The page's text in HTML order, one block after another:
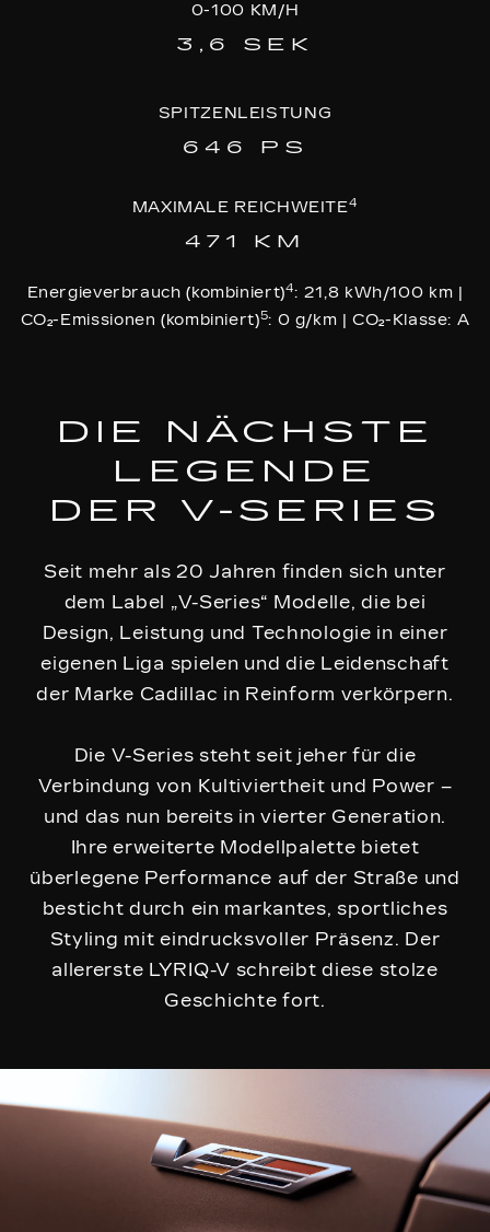
0-100 KM/H
3,6 SEK
SPITZENLEISTUNG
646 PS
MAXIMALE REICHWEITE4
471 KM
Energieverbrauch (kombiniert)4: 21,8 kWh/100 km |
CO₂-Emissionen (kombiniert)5: 0 g/km | CO₂-Klasse: A
DIE NÄCHSTE
LEGENDE
DER V-SERIES
Seit mehr als 20 Jahren finden sich unter
dem Label „V-Series“ Modelle, die bei
Design, Leistung und Technologie in einer
eigenen Liga spielen und die Leidenschaft
der Marke Cadillac in Reinform verkörpern.
Die V-Series steht seit jeher für die
Verbindung von Kultiviertheit und Power –
und das nun bereits in vierter Generation.
Ihre erweiterte Modellpalette bietet
überlegene Performance auf der Straße und
besticht durch ein markantes, sportliches
Styling mit eindrucksvoller Präsenz. Der
allererste LYRIQ-V schreibt diese stolze
Geschichte fort.